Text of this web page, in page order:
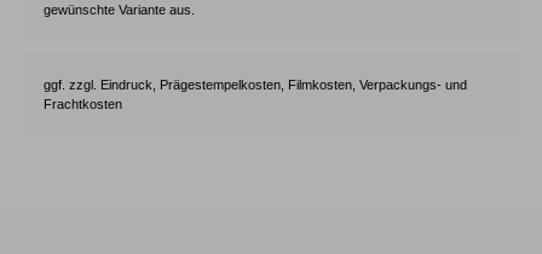
gewünschte Variante aus.
ggf. zzgl. Eindruck, Prägestempelkosten, Filmkosten, Verpackungs- und
Frachtkosten